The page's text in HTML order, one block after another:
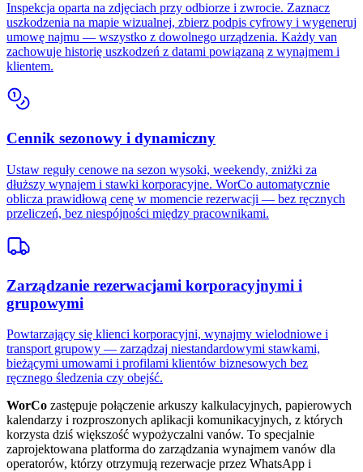
Inspekcja oparta na zdjęciach przy odbiorze i zwrocie. Zaznacz
uszkodzenia na mapie wizualnej, zbierz podpis cyfrowy i wygeneruj
umowę najmu — wszystko z dowolnego urządzenia. Każdy van
zachowuje historię uszkodzeń z datami powiązaną z wynajmem i
klientem.
Cennik sezonowy i dynamiczny
Ustaw reguły cenowe na sezon wysoki, weekendy, zniżki za
dłuższy wynajem i stawki korporacyjne. WorCo automatycznie
oblicza prawidłową cenę w momencie rezerwacji — bez ręcznych
przeliczeń, bez niespójności między pracownikami.
Zarządzanie rezerwacjami korporacyjnymi i
grupowymi
Powtarzający się klienci korporacyjni, wynajmy wielodniowe i
transport grupowy — zarządzaj niestandardowymi stawkami,
bieżącymi umowami i profilami klientów biznesowych bez
ręcznego śledzenia czy obejść.
WorCo zastępuje połączenie arkuszy kalkulacyjnych, papierowych
kalendarzy i rozproszonych aplikacji komunikacyjnych, z których
korzysta dziś większość wypożyczalni vanów. To specjalnie
zaprojektowana platforma do zarządzania wynajmem vanów dla
operatorów, którzy otrzymują rezerwacje przez WhatsApp i